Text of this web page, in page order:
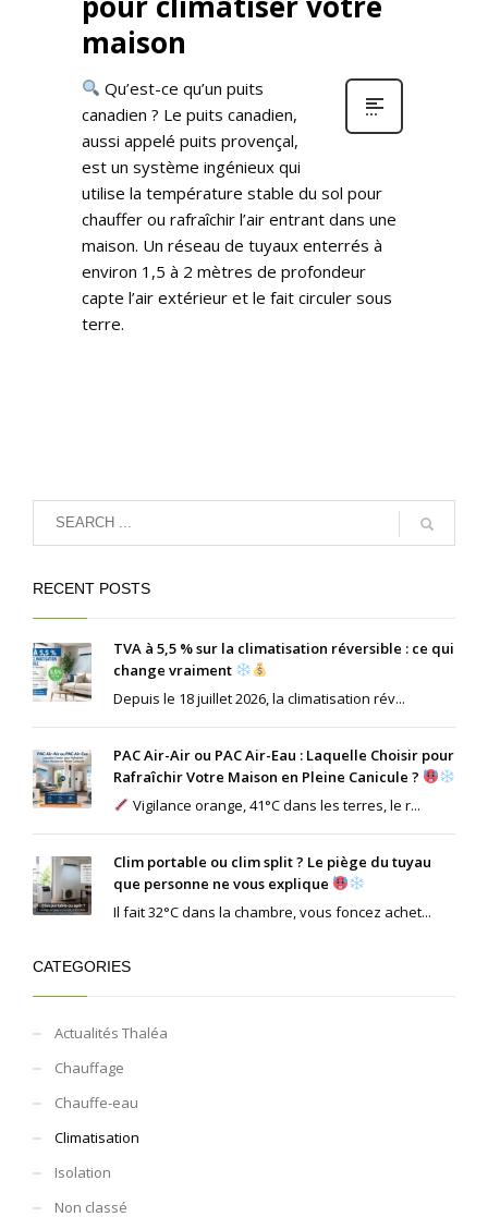
maison
Qu’est-ce qu’un puits
canadien ? Le puits canadien,
aussi appelé puits provençal,
est un système ingénieux qui
utilise la température stable du sol pour
chauffer ou rafraîchir l’air entrant dans une
maison. Un réseau de tuyaux enterrés à
environ 1,5 à 2 mètres de profondeur
capte l’air extérieur et le fait circuler sous
terre.
RECENT POSTS
TVA à 5,5 % sur la climatisation réversible : ce qui
change vraiment
Depuis le 18 juillet 2026, la climatisation rév...
PAC Air-Air ou PAC Air-Eau : Laquelle Choisir pour
Rafraîchir Votre Maison en Pleine Canicule ?
Vigilance orange, 41°C dans les terres, le r...
Clim portable ou clim split ? Le piège du tuyau
que personne ne vous explique
Il fait 32°C dans la chambre, vous foncez achet...
CATEGORIES
Actualités Thaléa
Chauffage
Chauffe-eau
Climatisation
Isolation
Non classé